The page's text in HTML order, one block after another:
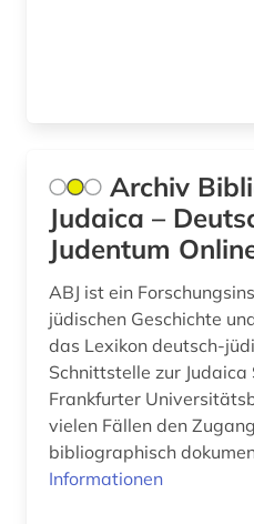
bevölkerung (2)
bibliografie (14)
bibliographie (17)
bibliometrie (1)
Mittelamerika (2)
Niederlande (13)
Niedersachsen (20)
Nordamerika (1)
Norwegen (4)
Oesterreich (40)
Archiv
Judaica –
Judentum
ABJ ist ein
jüdischen Geschichte
das Lexikon deutsch-
Schnittstelle zur
Frankfurter
vielen Fällen den
bibliographisch
Informationen